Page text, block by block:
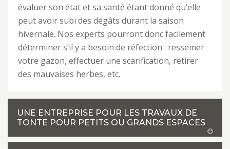
évaluer son état et sa santé étant donné qu’elle
peut avoir subi des dégâts durant la saison
hivernale. Nos experts pourront donc facilement
déterminer s‘il y a besoin de réfection : ressemer
votre gazon, effectuer une scarification, retirer
des mauvaises herbes, etc.
UNE ENTREPRISE POUR LES TRAVAUX DE
TONTE POUR PETITS OU GRANDS ESPACES